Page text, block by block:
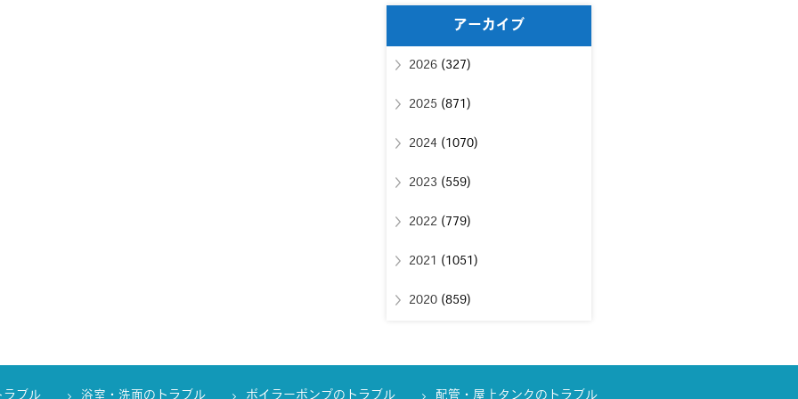
アーカイブ
2026(327)
2025 (871)
2024(1070)
2023 (559)
2022(779)
2021 (1051)
2020(859)
ラブル 浴室・洗面のトラブル ボイラーポンプのトラブル 配管・屋上タンクのトラブル